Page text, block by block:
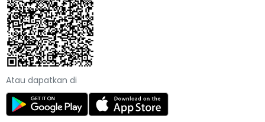
Atau dapatkan di